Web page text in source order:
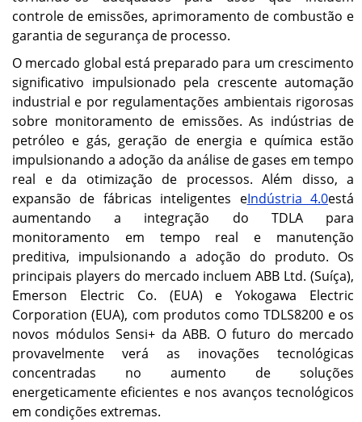
controle de emissões, aprimoramento de combustão e
garantia de segurança de processo.
O mercado global está preparado para um crescimento
significativo impulsionado pela crescente automação
industrial e por regulamentações ambientais rigorosas
sobre monitoramento de emissões. As indústrias de
petróleo e gás, geração de energia e química estão
impulsionando a adoção da análise de gases em tempo
real e da otimização de processos. Além disso, a
expansão de fábricas inteligentes eIndústria 4.0está
aumentando a integração do TDLA para
monitoramento em tempo real e manutenção
preditiva, impulsionando a adoção do produto. Os
principais players do mercado incluem ABB Ltd. (Suíça),
Emerson Electric Co. (EUA) e Yokogawa Electric
Corporation (EUA), com produtos como TDLS8200 e os
novos módulos Sensi+ da ABB. O futuro do mercado
provavelmente verá as inovações tecnológicas
concentradas no aumento de soluções
energeticamente eficientes e nos avanços tecnológicos
em condições extremas.